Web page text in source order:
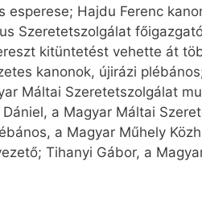
esperese; Hajdu Ferenc
Szeretetszolgálat
kitüntetést vehette át
kanonok, újirázi
Máltai Szeretetszolgálat
a Magyar Máltai
a Magyar Műhely
Tihanyi Gábor, a